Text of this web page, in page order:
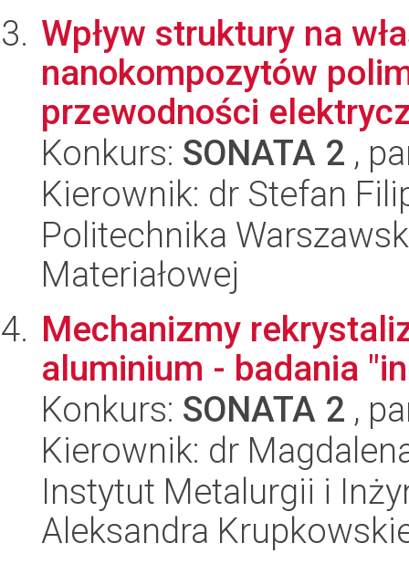
Wpływ struktury na
nanokompozytów
przewodności
Konkurs: SONATA 2 ,
Kierownik: dr Stefan
Politechnika
Materiałowej
Mechanizmy
aluminium - badania
Konkurs: SONATA 2 ,
Kierownik: dr
Instytut Metalurgii i
Aleksandra